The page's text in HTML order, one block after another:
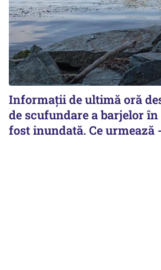
Informații de ultimă oră
de scufundare a barjelor
fost inundată. Ce urmează